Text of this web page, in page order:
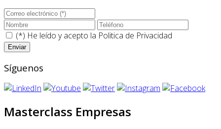
(*) He leído y acepto la Politica de Privacidad
Síguenos
Masterclass Empresas